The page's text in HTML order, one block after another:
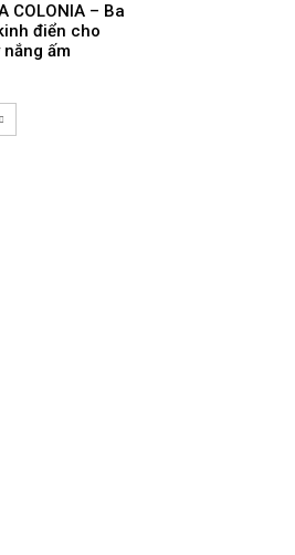
COLONIA – Ba
điển cho
ấm